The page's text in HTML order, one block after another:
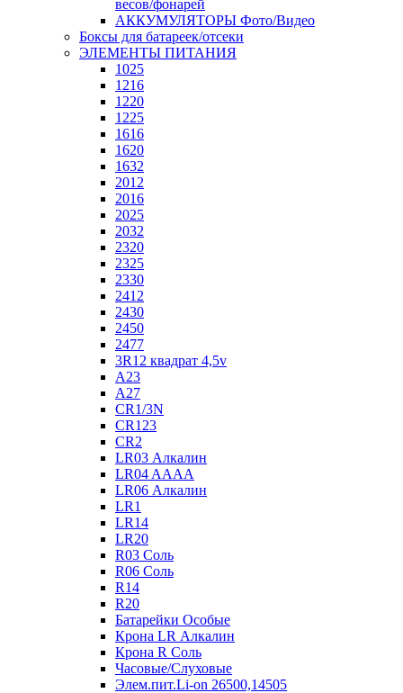
весов/фонарей
АККУМУЛЯТОРЫ Фото/Видео
Боксы для батареек/отсеки
ЭЛЕМЕНТЫ ПИТАНИЯ
1025
1216
1220
1225
1616
1620
1632
2012
2016
2025
2032
2320
2325
2330
2412
2430
2450
2477
3R12 квадрат 4,5v
A23
A27
CR1/3N
CR123
CR2
LR03 Алкалин
LR04 AAAA
LR06 Алкалин
LR1
LR14
LR20
R03 Соль
R06 Соль
R14
R20
Батарейки Особые
Крона LR Алкалин
Крона R Соль
Часовые/Слуховые
Элем.пит.Li-on 26500,14505